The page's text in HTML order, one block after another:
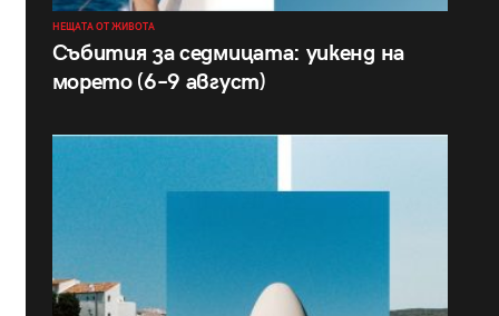
НЕЩАТА ОТ ЖИВОТА
Събития за седмицата: уикенд на
морето (6–9 август)